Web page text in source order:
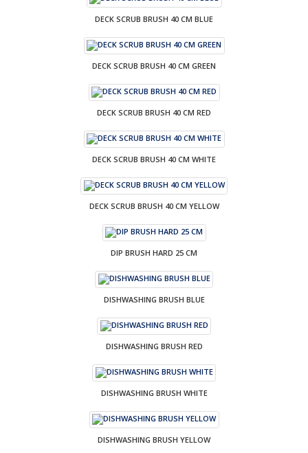
DECK SCRUB BRUSH 40 CM BLUE
DECK SCRUB BRUSH 40 CM GREEN
DECK SCRUB BRUSH 40 CM RED
DECK SCRUB BRUSH 40 CM WHITE
DECK SCRUB BRUSH 40 CM YELLOW
DIP BRUSH HARD 25 CM
DISHWASHING BRUSH BLUE
DISHWASHING BRUSH RED
DISHWASHING BRUSH WHITE
DISHWASHING BRUSH YELLOW